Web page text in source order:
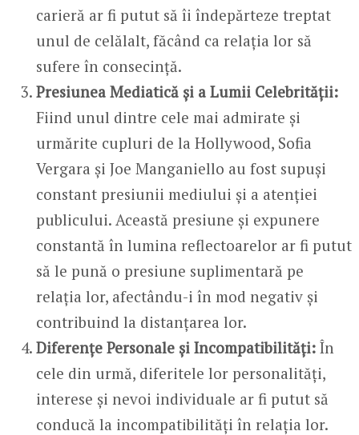
carieră ar fi putut să îi îndepărteze treptat
unul de celălalt, făcând ca relația lor să
sufere în consecință.
Presiunea Mediatică și a Lumii Celebrității:
Fiind unul dintre cele mai admirate și
urmărite cupluri de la Hollywood, Sofia
Vergara și Joe Manganiello au fost supuși
constant presiunii mediului și a atenției
publicului. Această presiune și expunere
constantă în lumina reflectoarelor ar fi putut
să le pună o presiune suplimentară pe
relația lor, afectându-i în mod negativ și
contribuind la distanțarea lor.
Diferențe Personale și Incompatibilități: În
cele din urmă, diferitele lor personalități,
interese și nevoi individuale ar fi putut să
conducă la incompatibilități în relația lor.